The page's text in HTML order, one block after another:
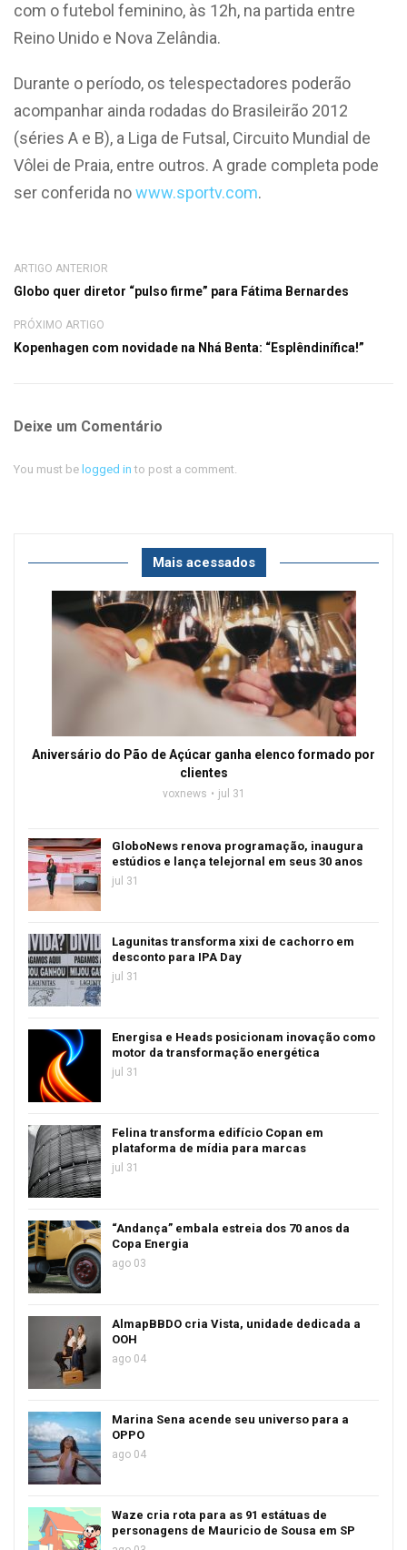
com o futebol feminino, às 12h, na partida entre
Reino Unido e Nova Zelândia.
Durante o período, os telespectadores poderão
acompanhar ainda rodadas do Brasileirão 2012
(séries A e B), a Liga de Futsal, Circuito Mundial de
Vôlei de Praia, entre outros. A grade completa pode
ser conferida nowww.sportv.com.
ARTIGO ANTERIOR
Globo quer diretor “pulso firme” para Fátima Bernardes
PRÓXIMO ARTIGO
Kopenhagen com novidade na Nhá Benta: “Esplêndinífica!”
Deixe um Comentário
You must be logged in to post a comment.
Mais acessados
Aniversário do Pão de Açúcar ganha elenco formado por
clientes
voxnews jul 31
GloboNews renova programação, inaugura
estúdios e lança telejornal em seus 30 anos
jul 31
Lagunitas transforma xixi de cachorro em
desconto para IPA Day
jul 31
Energisa e Heads posicionam inovação como
motor da transformação energética
jul 31
Felina transforma edifício Copan em
plataforma de mídia para marcas
jul 31
“Andança” embala estreia dos 70 anos da
Copa Energia
ago 03
AlmapBBDO cria Vista, unidade dedicada a
OOH
ago 04
Marina Sena acende seu universo para a
OPPO
ago 04
Waze cria rota para as 91 estátuas de
personagens de Mauricio de Sousa em SP